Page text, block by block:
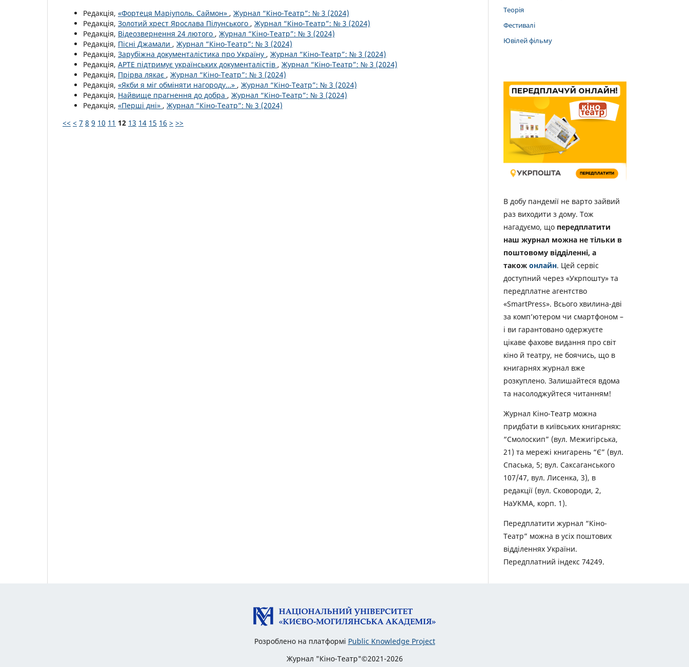
Редакція, «Фортеця Маріуполь. Саймон» , Журнал “Кіно-Театр”: № 3 (2024)
Редакція, Золотий хрест Ярослава Пілунського , Журнал “Кіно-Театр”: № 3 (2024)
Редакція, Відеозвернення 24 лютого , Журнал “Кіно-Театр”: № 3 (2024)
Редакція, Пісні Джамали , Журнал “Кіно-Театр”: № 3 (2024)
Редакція, Зарубіжна документалістика про Україну , Журнал “Кіно-Театр”: № 3 (2024)
Редакція, АРТЕ підтримує українських документалістів , Журнал “Кіно-Театр”: № 3 (2024)
Редакція, Прірва лякає , Журнал “Кіно-Театр”: № 3 (2024)
Редакція, «Якби я міг обміняти нагороду…» , Журнал “Кіно-Театр”: № 3 (2024)
Редакція, Найвище прагнення до добра , Журнал “Кіно-Театр”: № 3 (2024)
Редакція, «Перші дні» , Журнал “Кіно-Театр”: № 3 (2024)
<< < 7 8 9 10 11 12 13 14 15 16 > >>
Теорія
Фестивалі
Ювілей фільму
В добу пандемії не варто зайвий
раз виходити з дому. Тож
нагадуємо, що передплатити
наш журнал можна не тільки в
поштовому відділенні, а
також онлайн. Цей сервіс
доступний через «Укрпошту» та
передплатне агентство
«SmartPress». Всього хвилина-дві
за комп’ютером чи смартфоном –
і ви гарантовано одержуєте
цікаве фахове видання про світ
кіно й театру, не боячись, що в
книгарнях журнал вже
розкуплено. Залишайтеся вдома
та насолоджуйтеся читанням!
Журнал Кіно-Театр можна
придбати в київських книгарнях:
“Смолоскип” (вул. Межигірська,
21) та мережі книгарень “Є” (вул.
Спаська, 5; вул. Саксаганського
107/47, вул. Лисенка, 3), в
редакції (вул. Сковороди, 2,
НаУКМА, корп. 1).
Передплатити журнал “Кіно-
Театр” можна в усіх поштових
відділеннях України.
Передплатний індекс 74249.
Розроблено на платформі Public Knowledge Project
Журнал "Кіно-Театр"©2021-2026